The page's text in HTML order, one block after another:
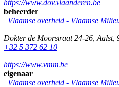
https://www.dov.vlaanderen.be
beheerder
Vlaamse overheid - Vlaamse
Dokter de Moorstraat 24-26 Aalst,
+32 5 372 62 10
https://www.vmm.be
eigenaar
Vlaamse overheid - Vlaamse